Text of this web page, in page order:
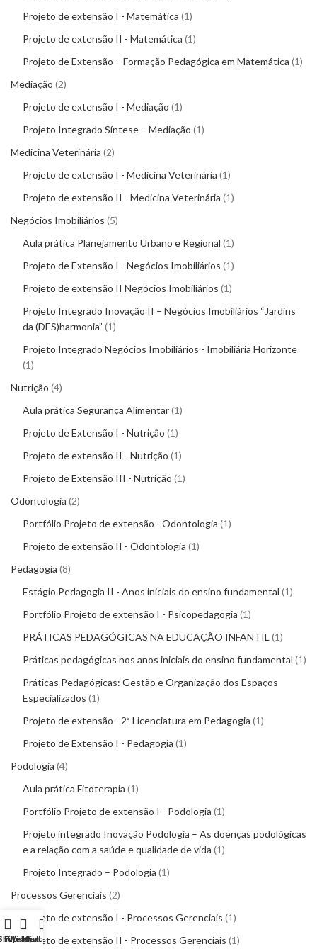
Projeto de extensão I - Matemática 1
Projeto de extensão II - Matemática 1
Projeto de Extensão – Formação Pedagógica em Matemática 1
Mediação 2
Projeto de extensão I - Mediação 1
Projeto Integrado Síntese – Mediação 1
Medicina Veterinária 2
Projeto de extensão I - Medicina Veterinária 1
Projeto de extensão II - Medicina Veterinária 1
Negócios Imobiliários 5
Aula prática Planejamento Urbano e Regional 1
Projeto de Extensão I - Negócios Imobiliários 1
Projeto de extensão II Negócios Imobiliários 1
Projeto Integrado Inovação II – Negócios Imobiliários “Jardins
da (DES)harmonia” 1
Projeto Integrado Negócios Imobiliários - Imobiliária Horizonte
1
Nutrição 4
Aula prática Segurança Alimentar 1
Projeto de Extensão I - Nutrição 1
Projeto de extensão II - Nutrição 1
Projeto de Extensão III - Nutrição 1
Odontologia 2
Portfólio Projeto de extensão - Odontologia 1
Projeto de extensão II - Odontologia 1
Pedagogia 8
Estágio Pedagogia II - Anos iniciais do ensino fundamental 1
Portfólio Projeto de extensão I - Psicopedagogia 1
PRÁTICAS PEDAGÓGICAS NA EDUCAÇÃO INFANTIL
1
Práticas pedagógicas nos anos iniciais do ensino fundamental 1
Práticas Pedagógicas: Gestão e Organização dos Espaços
Especializados 1
Projeto de extensão - 2ª Licenciatura em Pedagogia 1
Projeto de Extensão I - Pedagogia 1
Podologia 4
Aula prática Fitoterapia 1
Portfólio Projeto de extensão I - Podologia 1
Projeto integrado Inovação Podologia – As doenças podológicas
e a relação com a saúde e qualidade de vida 1
Projeto Integrado – Podologia 1
Processos Gerenciais 2
Projeto de extensão I - Processos Gerenciais 1
Projeto de extensão II - Processos Gerenciais 1
Filters
Wishlist
Cart
My account